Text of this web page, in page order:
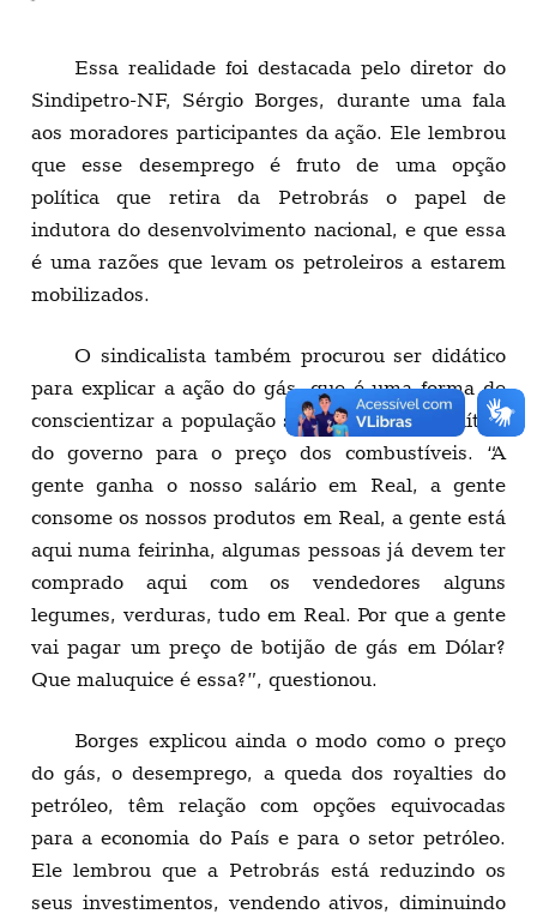
que esse desemprego é fruto de uma opção
indutora do desenvolvimento nacional, e que essa
é uma razões que levam os petroleiros a estarem
mobilizados.
O sindicalista também procurou ser didático
para explicar a ação do gás, que é uma forma de
conscientizar a população sobre o erro da política
do governo para o preço dos combustíveis. “A
consome os nossos produtos em Real, a gente está
aqui numa feirinha, algumas pessoas já devem ter
comprado aqui com os vendedores alguns
legumes, verduras, tudo em Real. Por que a gente
vai pagar um preço de botijão de gás em Dólar?
Que maluquice é essa?”, questionou.
Borges explicou ainda o modo como o preço
do gás, o desemprego, a queda dos royalties do
petróleo, têm relação com opções equivocadas
para a economia do País e para o setor petróleo.
seus investimentos, vendendo ativos, diminuindo
a produção nas refinarias, e que isso gera
impactos no dia a dia das pessoas, chamando a
comunidade a estar atenta a estes temas.
As ações do gás ou da gasolina — como a